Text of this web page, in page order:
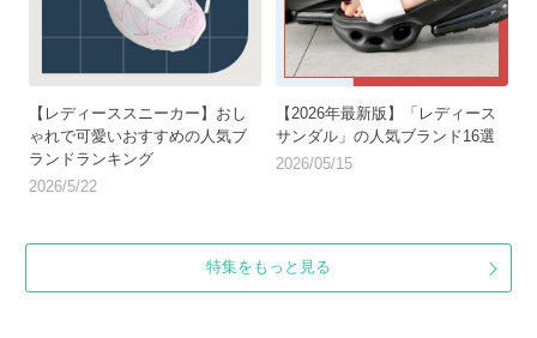
【レディーススニーカー】おし
ゃれで可愛いおすすめの人気ブ
ランドランキング
2026/5/22
【2026年最新版】「レディース
サンダル」の人気ブランド16選
2026/05/15
特集をもっと見る